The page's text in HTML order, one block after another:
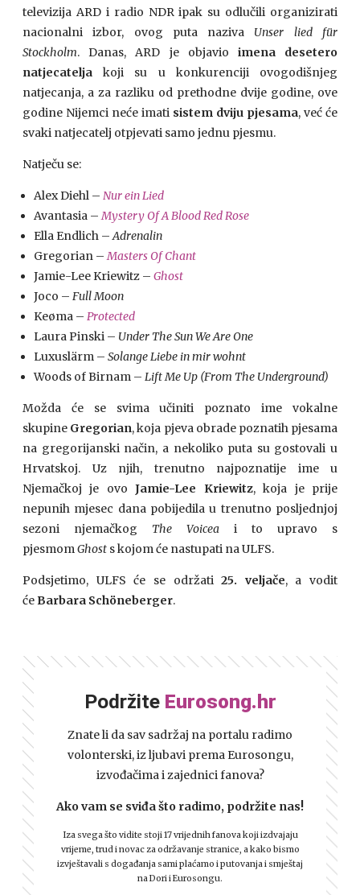
televizija ARD i radio NDR ipak su odlučili organizirati
nacionalni izbor, ovog puta naziva Unser lied für
Stockholm. Danas, ARD je objavio imena desetero
natjecatelja koji su u konkurenciji ovogodišnjeg
natjecanja, a za razliku od prethodne dvije godine, ove
godine Nijemci neće imati sistem dviju pjesama, već će
svaki natjecatelj otpjevati samo jednu pjesmu.
Natječu se:
Alex Diehl – Nur ein Lied
Avantasia –Mystery Of A Blood Red Rose
Ella Endlich –Adrenalin
Gregorian –Masters Of Chant
Jamie-Lee Kriewitz – Ghost
Joco – Full Moon
Keøma – Protected
Laura Pinski – Under The Sun We Are One
Luxuslärm – Solange Liebe in mir wohnt
Woods of Birnam – Lift Me Up (From The Underground)
Možda će se svima učiniti poznato ime vokalne
skupine Gregorian, koja pjeva obrade poznatih pjesama
na gregorijanski način, a nekoliko puta su gostovali u
Hrvatskoj. Uz njih, trenutno najpoznatije ime u
Njemačkoj je ovoJamie-Lee Kriewitz, koja je prije
nepunih mjesec dana pobijedila u trenutno posljednjoj
sezoni njemačkog The Voicea i to upravo s
pjesmomGhost s kojom će nastupati na ULFS.
Podsjetimo, ULFS će se održati25. veljače, a vodit
ćeBarbara Schöneberger.
Podržite Eurosong.hr
Znate li da sav sadržaj na portalu radimo
volonterski, iz ljubavi prema Eurosongu,
izvođačima i zajednici fanova?
Ako vam se sviđa što radimo, podržite nas!
Iza svega što vidite stoji 17 vrijednih fanova koji izdvajaju
vrijeme, trud i novac za održavanje stranice, a kako bismo
izvještavali s događanja sami plaćamo i putovanja i smještaj
na Dori i Eurosongu.